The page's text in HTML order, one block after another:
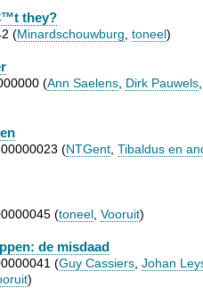
they?
(Minardschouwburg toneel)
(Ann Saelens Dirk Pauwels
(NTGent Tibaldus en
(toneel Vooruit)
de misdaad
(Guy Cassiers, Johan
)